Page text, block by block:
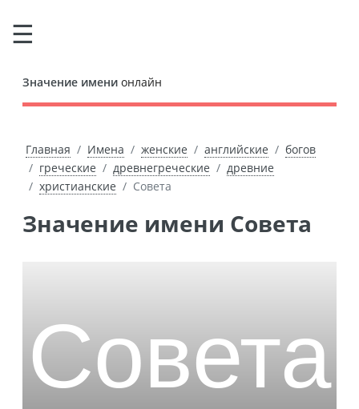
Значение имени онлайн
Главная Имена женские английские
богов
греческие
древнегреческие
древние
христианские
Совета
Значение имени Совета